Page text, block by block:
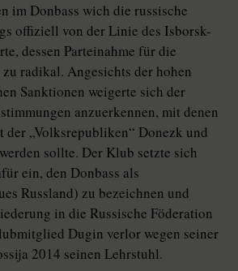
im Donbass wich die russische
offiziell von der Linie des Isborsk-
dessen Parteinahme für die
radikal. Angesichts der hohen
Sanktionen weigerte sich der
anzuerkennen, mit denen
der „Volksrepubliken“ Donezk und
sollte. Der Klub setzte sich
ein, den Donbass als
Russland) zu bezeichnen und
in die Russische Föderation
Dugin verlor wegen seiner
2014 seinen Lehrstuhl.